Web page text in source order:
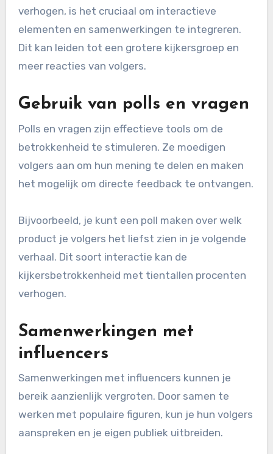
verhogen, is het cruciaal om interactieve
elementen en samenwerkingen te integreren.
Dit kan leiden tot een grotere kijkersgroep en
meer reacties van volgers.
Gebruik van polls en vragen
Polls en vragen zijn effectieve tools om de
betrokkenheid te stimuleren. Ze moedigen
volgers aan om hun mening te delen en maken
het mogelijk om directe feedback te ontvangen.
Bijvoorbeeld, je kunt een poll maken over welk
product je volgers het liefst zien in je volgende
verhaal. Dit soort interactie kan de
kijkersbetrokkenheid met tientallen procenten
verhogen.
Samenwerkingen met
influencers
Samenwerkingen met influencers kunnen je
bereik aanzienlijk vergroten. Door samen te
werken met populaire figuren, kun je hun volgers
aanspreken en je eigen publiek uitbreiden.